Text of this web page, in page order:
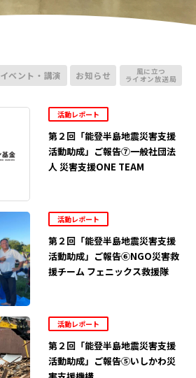
イベント・講演 お知らせ 風に立つ
ライオン放送局
活動レポート
第２回「能登半島地震災害支援
活動助成」ご報告⑦一般社団法
人 災害支援ONE TEAM
活動レポート
第２回「能登半島地震災害支援
活動助成」ご報告⑥NGO災害救
援チーム フェニックス救援隊
活動レポート
第２回「能登半島地震災害支援
活動助成」ご報告⑤いしかわ災